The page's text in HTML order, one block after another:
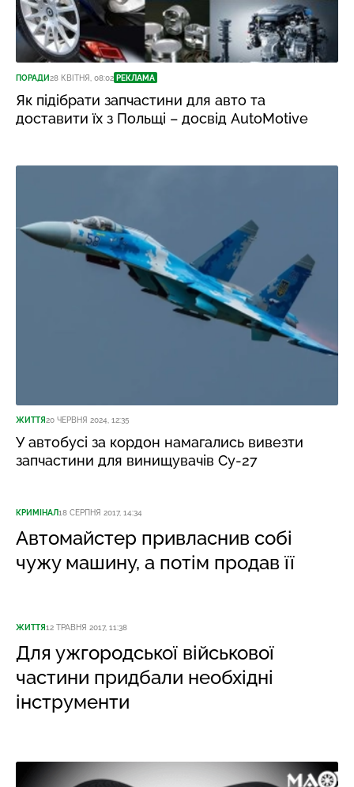
ПОРАДИ28 КВІТНЯ, 08:02 РЕКЛАМА
Як підібрати запчастини для авто та
доставити їх з Польщі – досвід AutoMotive
ЖИТТЯ20 ЧЕРВНЯ 2024, 12:35
У автобусі за кордон намагались вивезти
запчастини для винищувачів Су-27
КРИМІНАЛ18 СЕРПНЯ 2017, 14:34
Автомайстер привласнив собі
чужу машину, а потім продав її
ЖИТТЯ12 ТРАВНЯ 2017, 11:38
Для ужгородської військової
частини придбали необхідні
інструменти